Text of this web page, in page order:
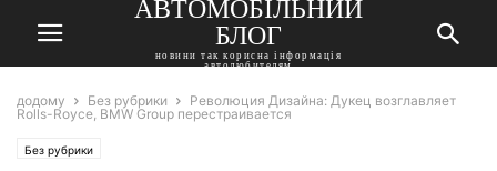
АВТОМОБІЛЬНИЙ
БЛОГ
новини так корисна інформація
автолюбителям
додому Без рубрики
Революция Дизайна: Дукец возглавляет
Rolls-Royce, BMW Group перестраивается
Без рубрики